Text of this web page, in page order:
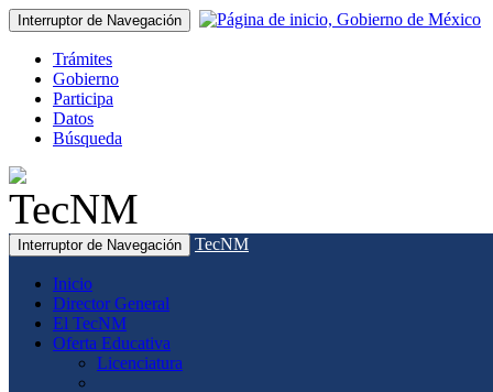
Interruptor de Navegación
Trámites
Gobierno
Participa
Datos
Búsqueda
Interruptor de Navegación TecNM
Inicio
Director General
El TecNM
Oferta Educativa
Licenciatura